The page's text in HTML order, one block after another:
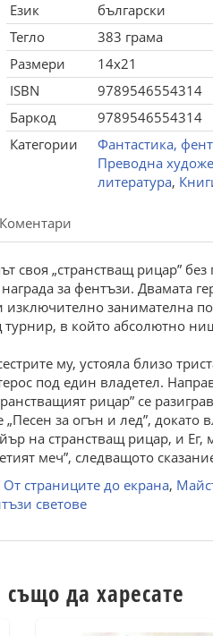
Език
български
Тегло
383 грама
Размери
14x21
ISBN
9789546554314
Баркод
9789546554314
Категории
Фантастика,
Преводна
литература,
Коментари
своя „странстващ рицар”
за фентъзи. Двамата
занимателна
турнир, в който абсолютно
му, устояла близо
под един владетел.
рицар” се
за огън и лед”, докато
на странстващ рицар, и
меч”, следващото
От страниците до екрана,
светове
да харесате